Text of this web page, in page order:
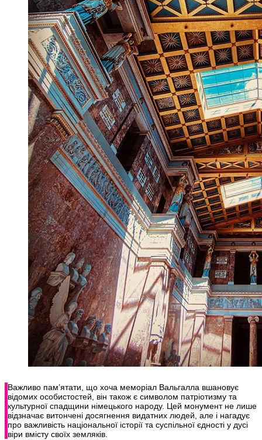
Важливо пам’ятати, що хоча меморіал Вальгалла вшановує
відомих особистостей, він також є символом патріотизму та
культурної спадщини німецького народу. Цей монумент не лише
відзначає витончені досягнення видатних людей, але і нагадує
про важливість національної історії та суспільної єдності у дусі
віри вмісту своїх земляків.